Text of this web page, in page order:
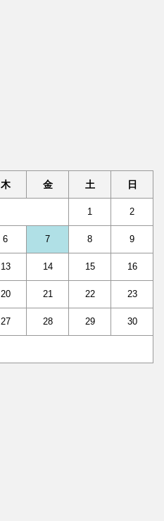
木 金 土 日
1 2
6 7 8 9
13 14 15 16
20 21 22 23
27 28 29 30